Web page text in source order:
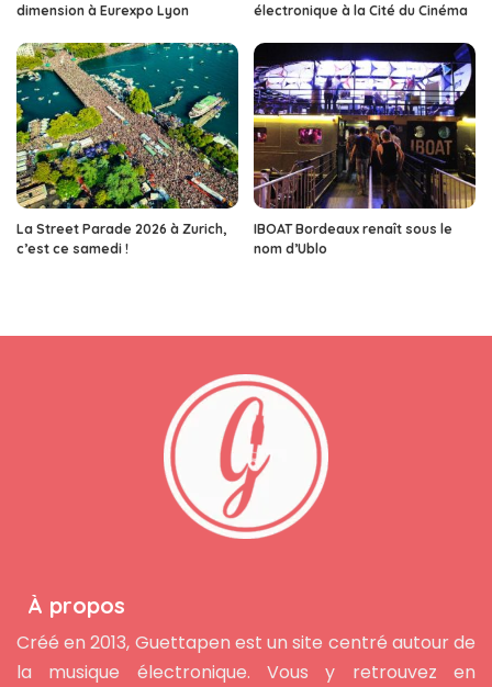
dimension à Eurexpo Lyon
électronique à la Cité du Cinéma
La Street Parade 2026 à Zurich,
c’est ce samedi !
IBOAT Bordeaux renaît sous le
nom d’Ublo
À propos
Créé en 2013, Guettapen est un site centré autour de
la musique électronique. Vous y retrouvez en